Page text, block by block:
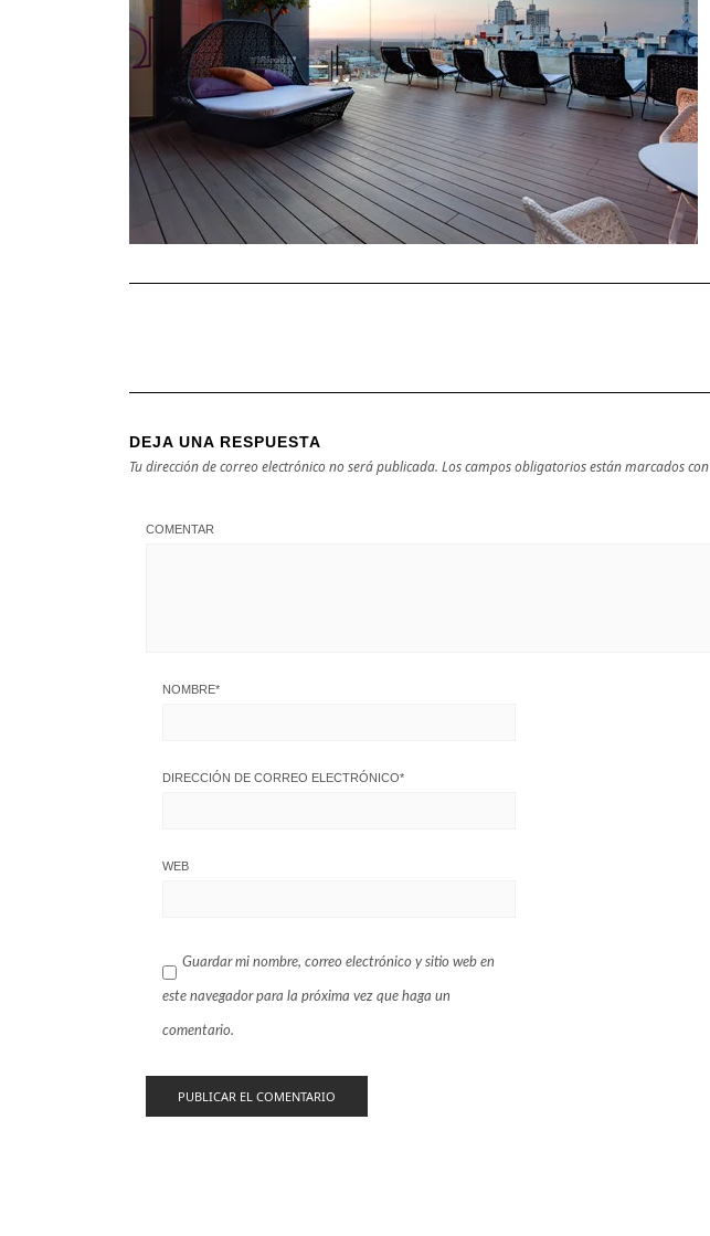
DEJA UNA RESPUESTA
Tu dirección de correo electrónico no será publicada. Los campos obligatorios están marcados con
COMENTAR
NOMBRE*
DIRECCIÓN DE CORREO ELECTRÓNICO*
WEB
Guardar mi nombre, correo electrónico y sitio web en
este navegador para la próxima vez que haga un
comentario.